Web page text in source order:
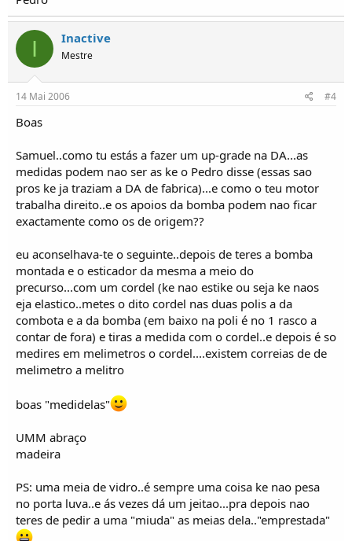
I Inactive
Mestre
14 Mai 2006 #4
Boas
Samuel..como tu estás a fazer um up-grade na DA...as
medidas podem nao ser as ke o Pedro disse (essas sao
pros ke ja traziam a DA de fabrica)...e como o teu motor
trabalha direito..e os apoios da bomba podem nao ficar
exactamente como os de origem??
eu aconselhava-te o seguinte..depois de teres a bomba
montada e o esticador da mesma a meio do
precurso...com um cordel (ke nao estike ou seja ke naos
eja elastico..metes o dito cordel nas duas polis a da
combota e a da bomba (em baixo na poli é no 1 rasco a
contar de fora) e tiras a medida com o cordel..e depois é so
medires em melimetros o cordel....existem correias de de
melimetro a melitro
boas "medidelas"
UMM abraço
madeira
PS: uma meia de vidro..é sempre uma coisa ke nao pesa
no porta luva..e ás vezes dá um jeitao...pra depois nao
teres de pedir a uma "miuda" as meias dela.."emprestada"